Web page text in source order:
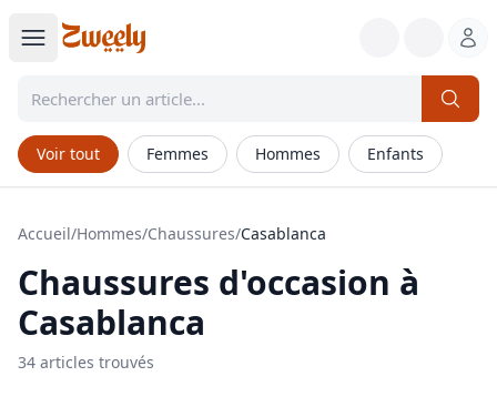
Voir tout Femmes Hommes Enfants
Accueil/Hommes/Chaussures/Casablanca
Chaussures d'occasion à
Casablanca
34 articles trouvés